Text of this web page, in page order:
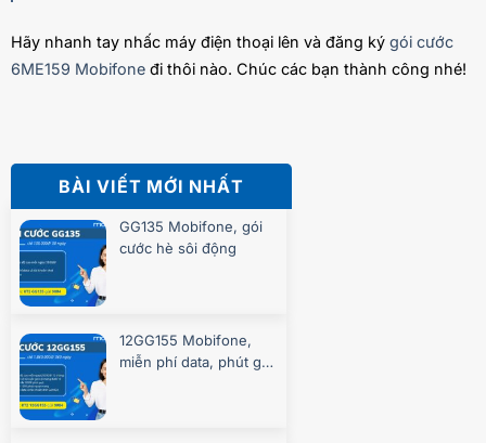
Hãy nhanh tay nhấc máy điện thoại lên và đăng ký gói cước
6ME159 Mobifone đi thôi nào. Chúc các bạn thành công nhé!
BÀI VIẾT MỚI NHẤT
GG135 Mobifone, gói
cước hè sôi động
12GG155 Mobifone,
miễn phí data, phút gọi